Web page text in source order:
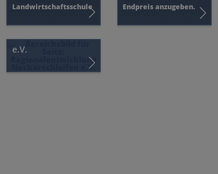
Landwirtschaftsschule
Endpreis anzugeben.
Regionalentwicklung
e.V.